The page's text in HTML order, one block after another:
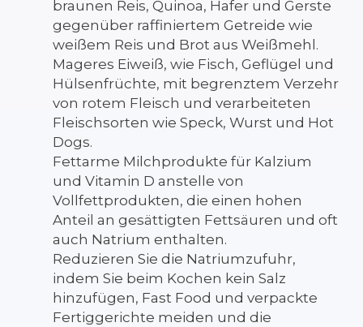
braunen Reis, Quinoa, Hafer und Gerste
gegenüber raffiniertem Getreide wie
weißem Reis und Brot aus Weißmehl.
Mageres Eiweiß, wie Fisch, Geflügel und
Hülsenfrüchte, mit begrenztem Verzehr
von rotem Fleisch und verarbeiteten
Fleischsorten wie Speck, Wurst und Hot
Dogs.
Fettarme Milchprodukte für Kalzium
und Vitamin D anstelle von
Vollfettprodukten, die einen hohen
Anteil an gesättigten Fettsäuren und oft
auch Natrium enthalten.
Reduzieren Sie die Natriumzufuhr,
indem Sie beim Kochen kein Salz
hinzufügen, Fast Food und verpackte
Fertiggerichte meiden und die